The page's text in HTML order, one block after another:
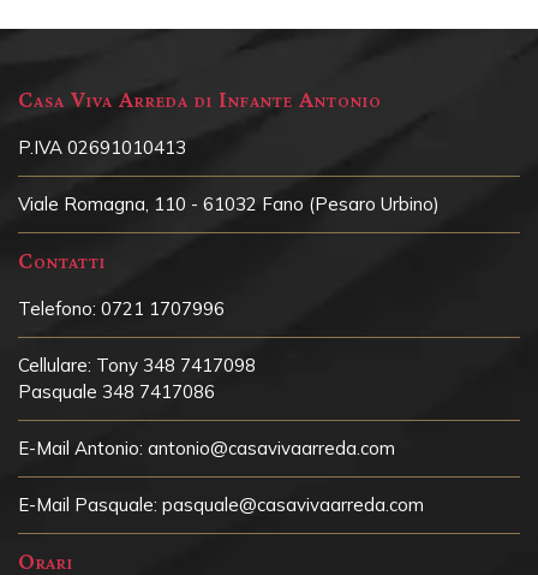
Casa Viva Arreda di Infante Antonio
P.IVA 02691010413
Viale Romagna, 110 - 61032 Fano (Pesaro Urbino)
Contatti
Telefono: 0721 1707996
Cellulare: Tony 348 7417098
Pasquale 348 7417086
E-Mail Antonio: antonio@casavivaarreda.com
E-Mail Pasquale: pasquale@casavivaarreda.com
Orari